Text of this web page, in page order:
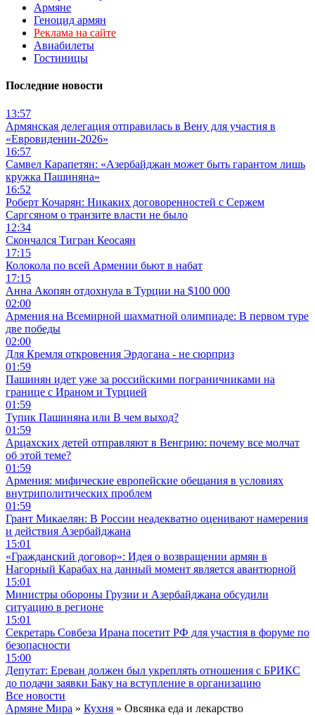
Армяне
Геноцид армян
Реклама на сайте
Авиабилеты
Гостиницы
Последние новости
13:57
Армянская делегация отправилась в Вену для участия в
«Евровидении-2026»
16:57
Самвел Карапетян: «Азербайджан может быть гарантом лишь
кружка Пашиняна»
16:52
Роберт Кочарян: Никаких договоренностей с Сержем
Саргсяном о транзите власти не было
12:34
Скончался Тигран Кеосаян
17:15
Колокола по всей Армении бьют в набат
17:15
Анна Акопян отдохнула в Турции на $100 000
02:00
Армения на Всемирной шахматной олимпиаде: В первом туре
две победы
02:00
Для Кремля откровения Эрдогана - не сюрприз
01:59
Пашинян идет уже за российскими пограничниками на
границе с Ираном и Турцией
01:59
Тупик Пашиняна или В чем выход?
01:59
Арцахских детей отправляют в Венгрию: почему все молчат
об этой теме?
01:59
Армения: мифические европейские обещания в условиях
внутриполитических проблем
01:59
Грант Микаелян: В России неадекватно оценивают намерения
и действия Азербайджана
15:01
«Гражданский договор»: Идея о возвращении армян в
Нагорный Карабах на данный момент является авантюрной
15:01
Министры обороны Грузии и Азербайджана обсудили
ситуацию в регионе
15:01
Секретарь Совбеза Ирана посетит РФ для участия в форуме по
безопасности
15:00
Депутат: Ереван должен был укреплять отношения с БРИКС
до подачи заявки Баку на вступление в организацию
Все новости
Армяне Мира » Кухня » Овсянка еда и лекарство